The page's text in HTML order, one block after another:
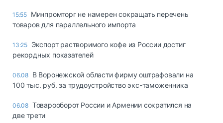
15:55 Минпромторг не намерен сокращать перечень
товаров для параллельного импорта
13:25 Экспорт растворимого кофе из России достиг
рекордных показателей
06.08 В Воронежской области фирму оштрафовали на
100 тыс. руб. за трудоустройство экс-таможенника
06.08 Товарооборот России и Армении сократился на
две трети